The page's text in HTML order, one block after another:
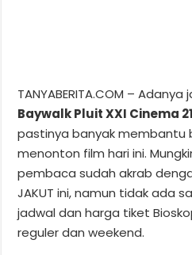
TANYABERITA.COM –
Baywalk Pluit XXI Cinema
pastinya banyak membantu
menonton film hari ini.
pembaca sudah akrab
JAKUT ini, namun tidak ada
jadwal dan harga tiket
reguler dan weekend.